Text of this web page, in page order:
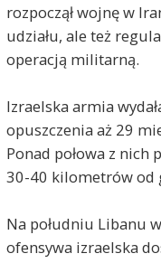
rozpoczął wojnę w
udziału, ale też
operacją militarną.
Izraelska armia
opuszczenia aż 29
Ponad połowa z nich
30-40 kilometrów od
Na południu Libanu
ofensywa izraelska